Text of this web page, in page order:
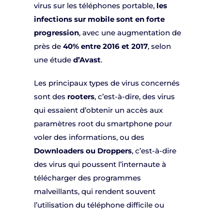
virus sur les téléphones portable, les
infections sur mobile sont en forte
progression, avec une augmentation de
près de 40% entre 2016 et 2017, selon
une étude d’Avast.
Les principaux types de virus concernés
sont des rooters, c’est-à-dire, des virus
qui essaient d’obtenir un accès aux
paramètres root du smartphone pour
voler des informations, ou des
Downloaders ou Droppers, c’est-à-dire
des virus qui poussent l’internaute à
télécharger des programmes
malveillants, qui rendent souvent
l’utilisation du téléphone difficile ou